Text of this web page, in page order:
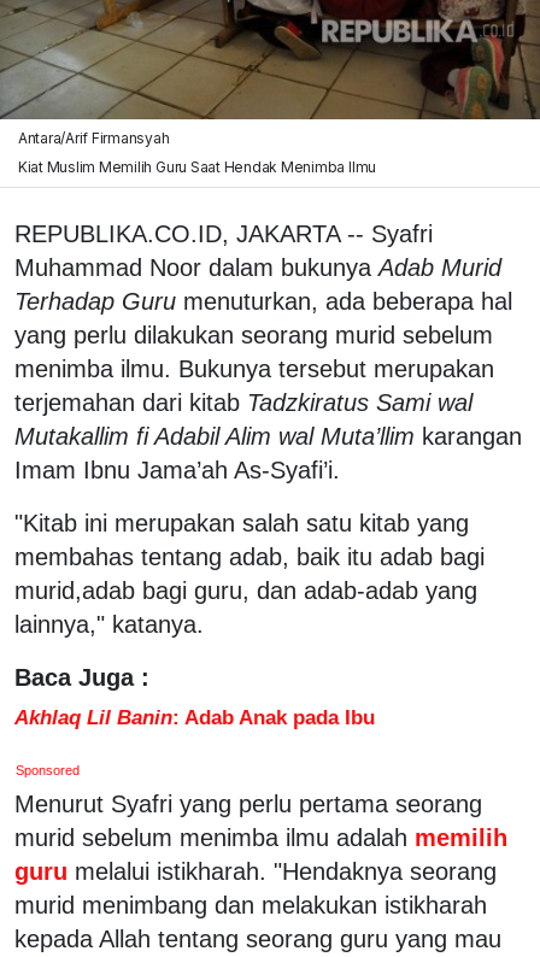
Antara/Arif Firmansyah
Kiat Muslim Memilih Guru Saat Hendak Menimba Ilmu
REPUBLIKA.CO.ID, JAKARTA -- Syafri
Muhammad Noor dalam bukunyaAdab Murid
Terhadap Guru menuturkan, ada beberapa hal
yang perlu dilakukan seorang murid sebelum
menimba ilmu. Bukunya tersebut merupakan
terjemahan dari kitab Tadzkiratus Sami wal
Mutakallim fi Adabil Alim wal Muta’llim karangan
Imam Ibnu Jama’ah As-Syafi’i.
"Kitab ini merupakan salah satu kitab yang
membahas tentang adab, baik itu adab bagi
murid,adab bagi guru, dan adab-adab yang
lainnya," katanya.
Baca Juga :
Akhlaq Lil Banin: Adab Anak pada Ibu
Sponsored
Menurut Syafri yang perlu pertama seorang
murid sebelum menimba ilmu adalah memilih
guru melalui istikharah. "Hendaknya seorang
murid menimbang dan melakukan istikharah
kepada Allah tentang seorang guru yang mau